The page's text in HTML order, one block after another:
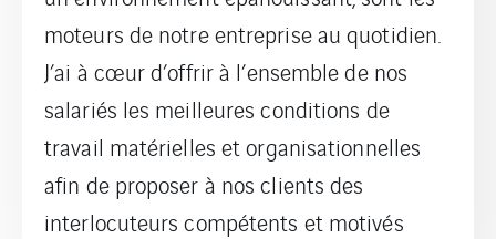
moteurs de notre entreprise au quotidien.
J’ai à cœur d’offrir à l’ensemble de nos
salariés les meilleures conditions de
travail matérielles et organisationnelles
afin de proposer à nos clients des
interlocuteurs compétents et motivés